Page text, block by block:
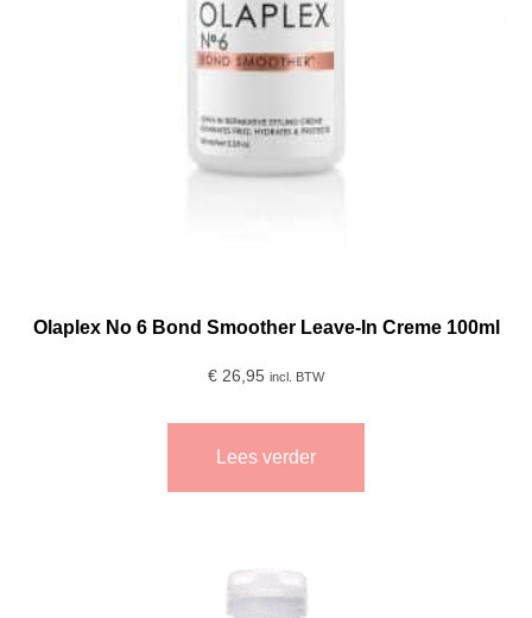
Olaplex No 6 Bond Smoother Leave-In Creme 100ml
€ 26,95 incl. BTW
Lees verder